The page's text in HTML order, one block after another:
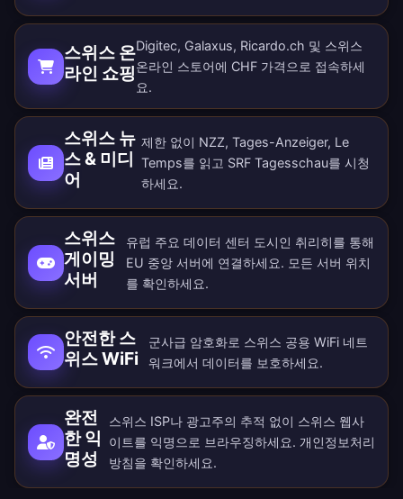
스위스 온
라인 쇼핑
Digitec, Galaxus, Ricardo.ch 및 스위스
온라인 스토어에 CHF 가격으로 접속하세
요.
스위스 뉴
스 & 미디
어
제한 없이 NZZ, Tages-Anzeiger, Le
Temps를 읽고 SRF Tagesschau를 시청
하세요.
스위스
게이밍
서버
유럽 주요 데이터 센터 도시인 취리히를 통해
EU 중앙 서버에 연결하세요. 모든 서버 위치
를 확인하세요.
안전한 스
위스 WiFi
군사급 암호화로 스위스 공용 WiFi 네트
워크에서 데이터를 보호하세요.
완전
한 익
명성
스위스 ISP나 광고주의 추적 없이 스위스 웹사
이트를 익명으로 브라우징하세요. 개인정보처리
방침을 확인하세요.